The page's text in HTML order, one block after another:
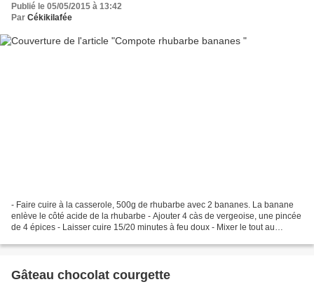
Publié le 05/05/2015 à 13:42
Par Cékikilafée
- Faire cuire à la casserole, 500g de rhubarbe avec 2 bananes. La banane
enlève le côté acide de la rhubarbe - Ajouter 4 càs de vergeoise, une pincée
de 4 épices - Laisser cuire 15/20 minutes à feu doux - Mixer le tout au
Gâteau chocolat courgette